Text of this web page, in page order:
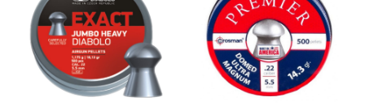
correo y
premios
JUGAR